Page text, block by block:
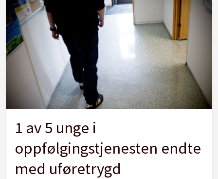
1 av 5 unge i
oppfølgingstjenesten endte
med uføretrygd